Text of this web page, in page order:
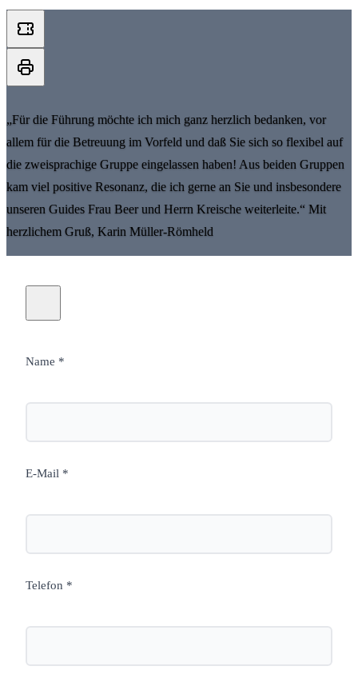
„Für die Führung möchte ich mich ganz herzlich bedanken, vor
allem für die Betreuung im Vorfeld und daß Sie sich so flexibel auf
die zweisprachige Gruppe eingelassen haben! Aus beiden Gruppen
kam viel positive Resonanz, die ich gerne an Sie und insbesondere
unseren Guides Frau Beer und Herrn Kreische weiterleite.“ Mit
herzlichem Gruß, Karin Müller-Römheld
Name *
E-Mail *
Telefon *